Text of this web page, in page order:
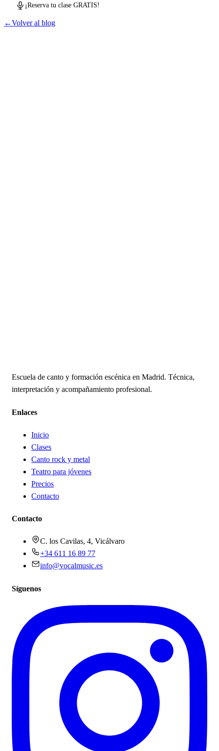
¡Reserva tu clase GRATIS!
←Volver al blog
Escuela de canto y formación escénica en Madrid. Técnica,
interpretación y acompañamiento profesional.
Enlaces
Inicio
Clases
Canto rock y metal
Teatro para jóvenes
Precios
Contacto
Contacto
C. los Cavilas, 4, Vicálvaro
+34 611 16 89 77
info@vocalmusic.es
Síguenos